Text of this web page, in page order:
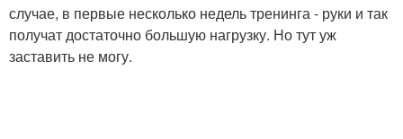
случае, в первые несколько недель тренинга - руки и так
получат достаточно большую нагрузку. Но тут уж
заставить не могу.